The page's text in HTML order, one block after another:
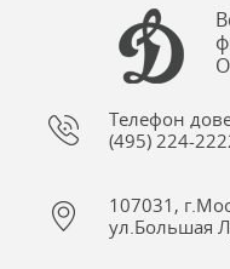
Телефон
(495) 224-
107031,
ул.Большая